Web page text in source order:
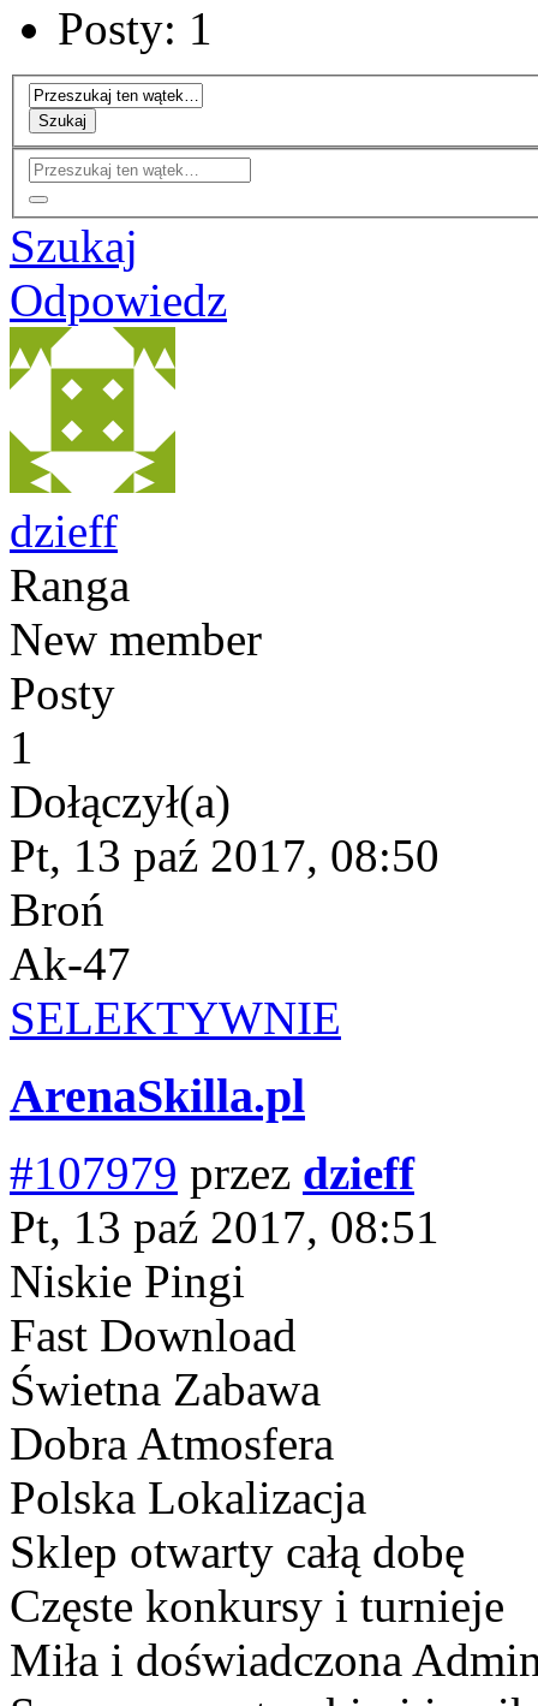
Posty: 1
Szukaj
Szukaj
Odpowiedz
dzieff
Ranga
New member
Posty
1
Dołączył(a)
Pt, 13 paź 2017, 08:50
Broń
Ak-47
SELEKTYWNIE
ArenaSkilla.pl
#107979 przez dzieff
Pt, 13 paź 2017, 08:51
Niskie Pingi
Fast Download
Świetna Zabawa
Dobra Atmosfera
Polska Lokalizacja
Sklep otwarty całą dobę
Częste konkursy i turnieje
Miła i doświadczona